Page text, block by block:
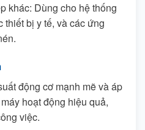
khác: Dùng cho hệ thống
bị y tế, và các ứng
động cơ mạnh mẽ và áp
hoạt động hiệu quả,
việc.